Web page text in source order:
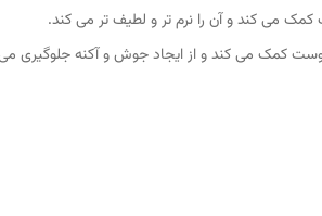
می کند و آن را نرم تر و لطیف تر می کند.
کمک می کند و از ایجاد جوش و آکنه جلوگیری